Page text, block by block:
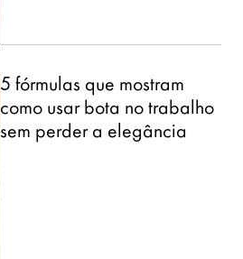
5 fórmulas que mostram
como usar bota no trabalho
sem perder a elegância